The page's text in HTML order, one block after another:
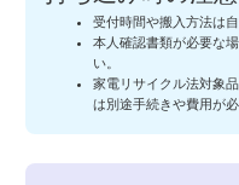
受付時間や搬入方法は
本人確認書類が必要な
い。
家電リサイクル法対象
は別途手続きや費用が必